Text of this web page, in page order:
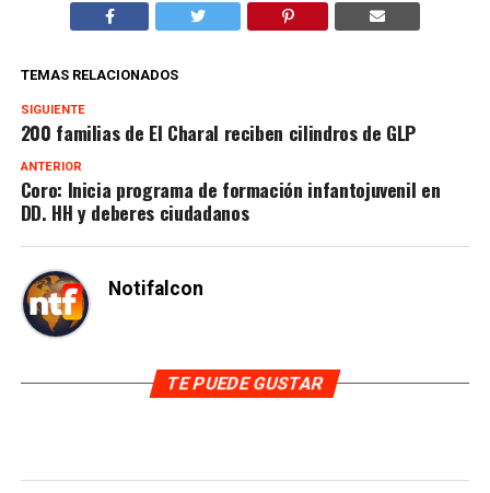
TEMAS RELACIONADOS
SIGUIENTE
200 familias de El Charal reciben cilindros de GLP
ANTERIOR
Coro: Inicia programa de formación infantojuvenil en
DD. HH y deberes ciudadanos
Notifalcon
TE PUEDE GUSTAR